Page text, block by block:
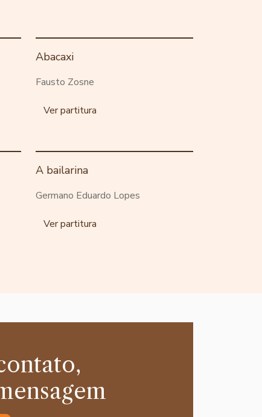
Abacaxi
Fausto Zosne
Ver partitura
A bailarina
Germano Eduardo Lopes
Ver partitura